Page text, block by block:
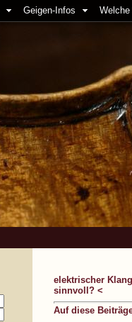
Geigen-Infos
elektrischer
sinnvoll? <
Auf diese